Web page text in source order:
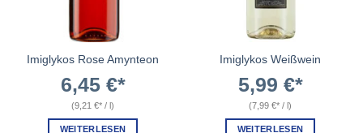
Imiglykos Rose Amynteon
6,45 €
(9,21 € / l)
WEITERLESEN
Imiglykos Weißwein
5,99 €
(7,99 € / l)
WEITERLESEN